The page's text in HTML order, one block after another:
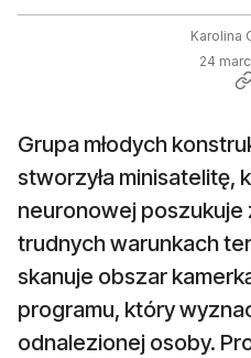
Karolina
24
Grupa młodych
stworzyła minisatelitę,
neuronowej
trudnych warunkach
skanuje obszar
programu, który
odnalezionej osoby.